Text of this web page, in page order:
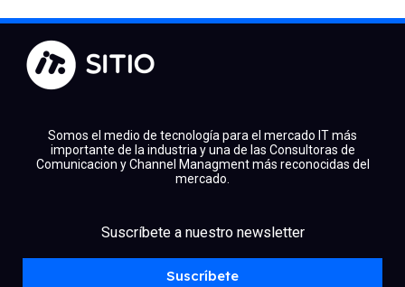
Somos el medio de tecnología para el mercado IT más
importante de la industria y una de las Consultoras de
Comunicacion y Channel Managment más reconocidas del
mercado.
Suscríbete a nuestro newsletter
Suscríbete
linkedinyoutubeinstagram
spotify